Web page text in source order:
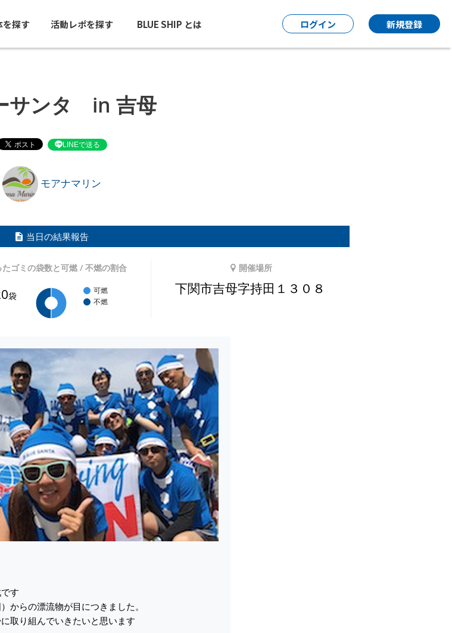
を探す 活動レポを探す BLUE SHIP とは ログイン 新規登録
サンタ in 吉母
LINEで送る
モアナマリン
当日の結果報告
たゴミの袋数と可燃 / 不燃の割合
袋
可燃
不燃
開催場所
下関市吉母字持田１３０８
す
からの漂流物が目につきました。
取り組んでいきたいと思います